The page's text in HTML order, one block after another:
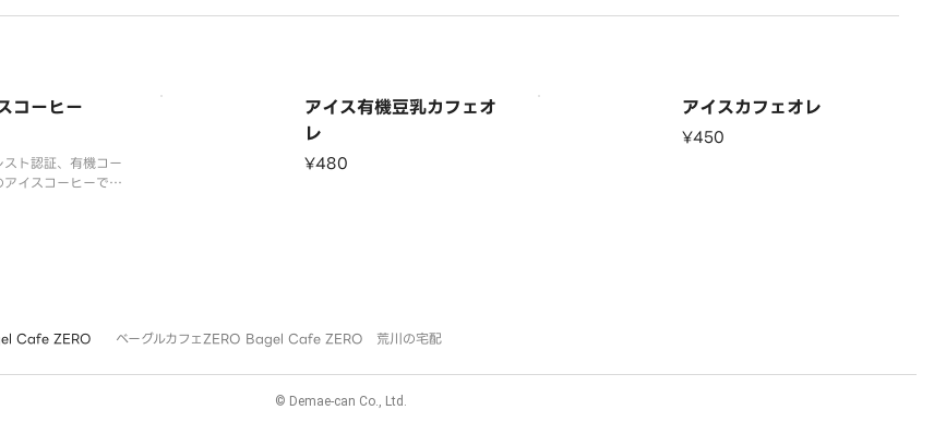
は、バナナ、ミッ
ンゴー、ココナッツファイン、自
メープルシロップ、
コーヒー
スト認証、有機コー
アイスコーヒーで
アイス有機豆乳カフェオ
レ
¥480
アイスカフェオレ
¥450
Cafe ZERO ベーグルカフェZERO Bagel Cafe ZERO 荒川の宅配
© Demae-can Co., Ltd.